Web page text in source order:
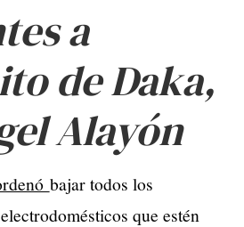
a
de Daka,
Alayón
bajar todos los
que estén